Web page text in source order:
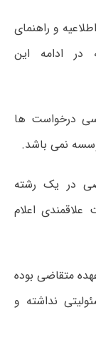
و راهنمای
در ادامه این
درخواست ها
نمی باشد.
در یک رشته
اعلام
متقاضی بوده
نداشته و